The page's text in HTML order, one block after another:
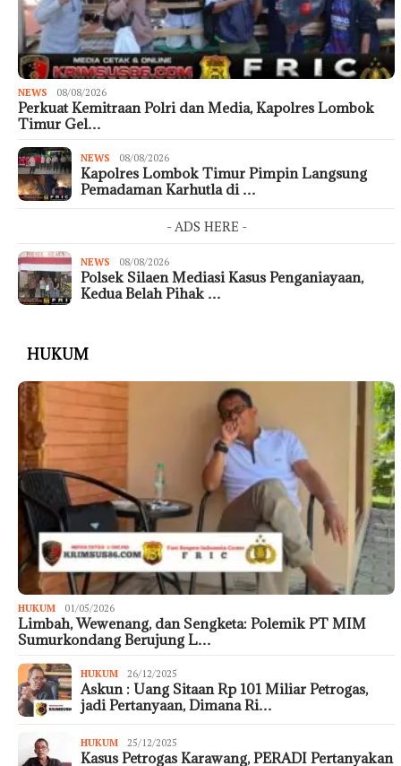
NEWS 08/08/2026
Perkuat Kemitraan Polri dan Media, Kapolres Lombok
Timur Gel…
NEWS 08/08/2026
Kapolres Lombok Timur Pimpin Langsung
Pemadaman Karhutla di …
- ADS HERE -
NEWS 08/08/2026
Polsek Silaen Mediasi Kasus Penganiayaan,
Kedua Belah Pihak …
HUKUM
HUKUM 01/05/2026
Limbah, Wewenang, dan Sengketa: Polemik PT MIM
Sumurkondang Berujung L…
HUKUM 26/12/2025
Askun : Uang Sitaan Rp 101 Miliar Petrogas,
jadi Pertanyaan, Dimana Ri…
HUKUM 25/12/2025
Kasus Petrogas Karawang, PERADI Pertanyakan